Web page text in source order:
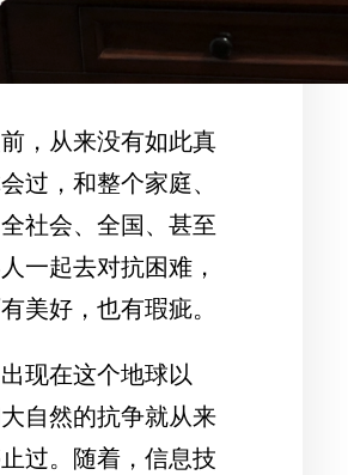
，从来没有如此真
过，和整个家庭、
社会、全国、甚至
一起去对抗困难，
美好，也有瑕疵。
现在这个地球以
自然的抗争就从来
过。随着，信息技